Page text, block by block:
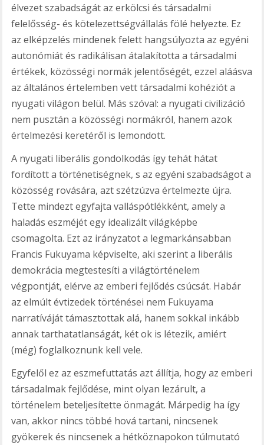
élvezet szabadságát az erkölcsi és társadalmi
felelősség- és kötelezettségvállalás fölé helyezte. Ez
az elképzelés mindenek felett hangsúlyozta az egyéni
autonómiát és radikálisan átalakította a társadalmi
értékek, közösségi normák jelentőségét, ezzel aláásva
az általános értelemben vett társadalmi kohéziót a
nyugati világon belül. Más szóval: a nyugati civilizáció
nem pusztán a közösségi normákról, hanem azok
értelmezési keretéről is lemondott.
A nyugati liberális gondolkodás így tehát hátat
fordított a történetiségnek, s az egyéni szabadságot a
közösség rovására, azt szétzúzva értelmezte újra.
Tette mindezt egyfajta valláspótlékként, amely a
haladás eszméjét egy idealizált világképbe
csomagolta. Ezt az irányzatot a legmarkánsabban
Francis Fukuyama képviselte, aki szerint a liberális
demokrácia megtestesíti a világtörténelem
végpontját, elérve az emberi fejlődés csúcsát. Habár
az elmúlt évtizedek történései nem Fukuyama
narratíváját támasztottak alá, hanem sokkal inkább
annak tarthatatlanságát, két ok is létezik, amiért
(még) foglalkoznunk kell vele.
Egyfelől ez az eszmefuttatás azt állítja, hogy az emberi
társadalmak fejlődése, mint olyan lezárult, a
történelem beteljesítette önmagát. Márpedig ha így
van, akkor nincs többé hová tartani, nincsenek
gyökerek és nincsenek a hétköznapokon túlmutató